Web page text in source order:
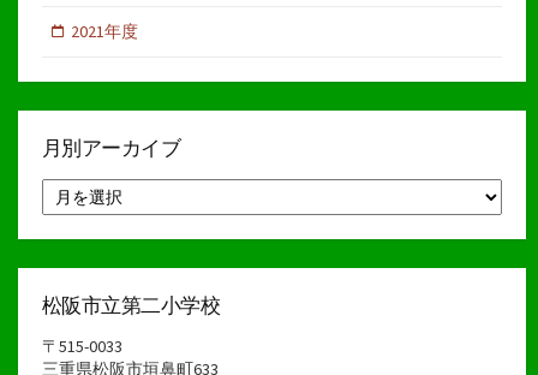
2021年度
月別アーカイブ
別
イ
松阪市立第二小学校
〒515-0033
三重県松阪市垣鼻町633